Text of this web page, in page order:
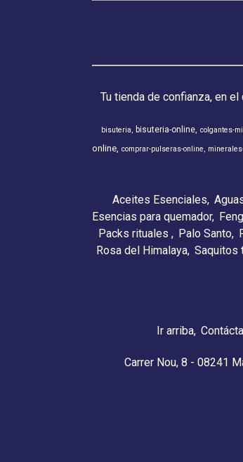
Tu tienda de confianza, en
bisuteria bisuteria-online colgantes-
online comprar-pulseras-online
Aceites Esenciales
Esencias para quemador
Packs rituales Palo Santo
Rosa del Himalaya Saquitos
Ir arriba
Carrer Nou, 8 - 08241